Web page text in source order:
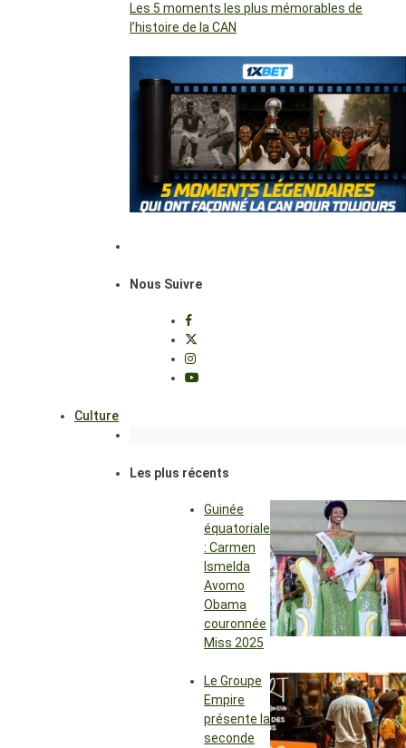
Les 5 moments les plus mémorables de
l’histoire de la CAN
Nous Suivre
Culture
Les plus récents
Guinée
équatoriale
: Carmen
Ismelda
Avomo
Obama
couronnée
Miss 2025
Le Groupe
Empire
présente la
seconde